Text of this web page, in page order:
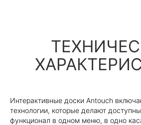
Интерактивные доски Antouch
технологии, которые делают
функционал в одном меню, в одно